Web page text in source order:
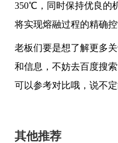
350℃，同时保持优良的
将实现熔融过程的精确控
老板们要是想了解更多
和信息，不妨去百度搜
可以参考对比哦，说不
其他推荐